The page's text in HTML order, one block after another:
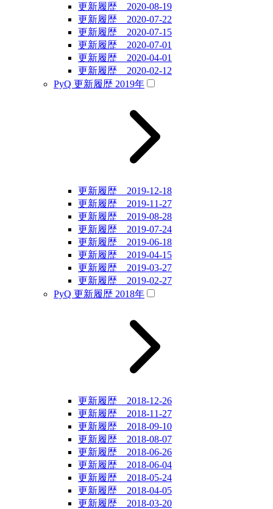
更新履歴 2020-08-19
更新履歴 2020-07-22
更新履歴 2020-07-15
更新履歴 2020-07-01
更新履歴 2020-04-01
更新履歴 2020-02-12
PyQ 更新履歴 2019年
更新履歴 2019-12-18
更新履歴 2019-11-27
更新履歴 2019-08-28
更新履歴 2019-07-24
更新履歴 2019-06-18
更新履歴 2019-04-15
更新履歴 2019-03-27
更新履歴 2019-02-27
PyQ 更新履歴 2018年
更新履歴 2018-12-26
更新履歴 2018-11-27
更新履歴 2018-09-10
更新履歴 2018-08-07
更新履歴 2018-06-26
更新履歴 2018-06-04
更新履歴 2018-05-24
更新履歴 2018-04-05
更新履歴 2018-03-20